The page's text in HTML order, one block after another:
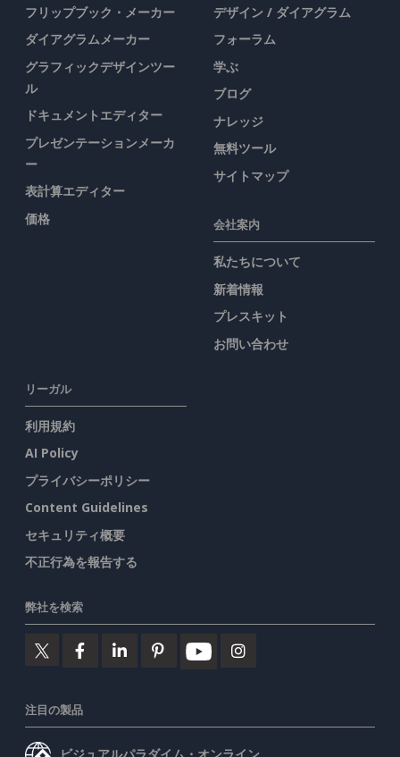
フリップブック・メーカー
ダイアグラムメーカー
グラフィックデザインツー
ル
ドキュメントエディター
プレゼンテーションメーカ
ー
表計算エディター
価格
デザイン / ダイアグラム
フォーラム
学ぶ
ブログ
ナレッジ
無料ツール
サイトマップ
会社案内
私たちについて
新着情報
プレスキット
お問い合わせ
リーガル
利用規約
AI Policy
プライバシーポリシー
Content Guidelines
セキュリティ概要
不正行為を報告する
弊社を検索
注目の製品